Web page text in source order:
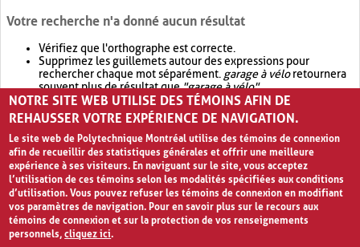
Votre recherche n'a donné aucun résultat
Vérifiez que l'orthographe est correcte.
Supprimez les guillemets autour des expressions pour
rechercher chaque mot séparément. garage à véloretournera
souvent plus de résultat que"garage à vélo".
Envisagez d'élargir votre recherche avec OR.garage OR vélo
retournera souvent plus de résultat quegarage à vélo
NOTRE SITE WEB UTILISE DES TÉMOINS AFIN DE
REHAUSSER VOTRE EXPÉRIENCE DE NAVIGATION.
Le site web de Polytechnique Montréal utilise des témoins de connexion
afin de recueillir des statistiques générales et offrir une meilleure
expérience à ses visiteurs. En naviguant sur le site, vous acceptez
l’utilisation de ces témoins selon les modalités spécifiées aux conditions
d’utilisation. Vous pouvez refuser les témoins de connexion en modifiant
vos paramètres de navigation. Pour en savoir plus sur le recours aux
témoins de connexion et sur la protection de vos renseignements
personnels,cliquez ici.